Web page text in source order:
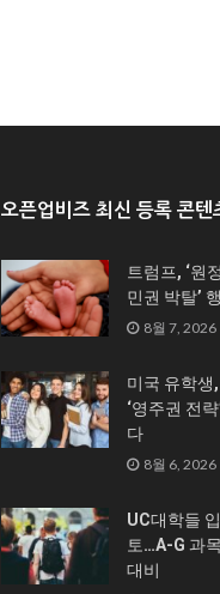
오픈업비즈 최신 등록 콘텐
트럼프, ‘원
민권 박탈’
8월 7, 2026
미국 유학생,
‘영주권 전
다
8월 6, 2026
UC대학들
토…A-G 과
대비